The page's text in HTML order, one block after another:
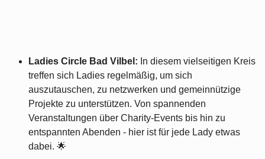
Ladies Circle Bad Vilbel: In diesem vielseitigen Kreis
treffen sich Ladies regelmäßig, um sich
auszutauschen, zu netzwerken und gemeinnützige
Projekte zu unterstützen. Von spannenden
Veranstaltungen über Charity-Events bis hin zu
entspannten Abenden - hier ist für jede Lady etwas
dabei. 🌟